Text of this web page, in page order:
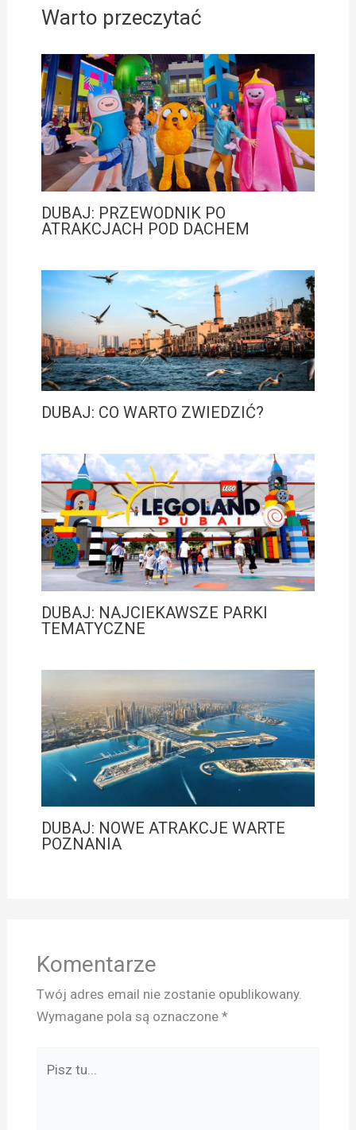
Warto przeczytać
DUBAJ: PRZEWODNIK PO
ATRAKCJACH POD DACHEM
DUBAJ: CO WARTO ZWIEDZIĆ?
DUBAJ: NAJCIEKAWSZE PARKI
TEMATYCZNE
DUBAJ: NOWE ATRAKCJE WARTE
POZNANIA
Komentarze
Twój adres email nie zostanie opublikowany.
Wymagane pola są oznaczone *